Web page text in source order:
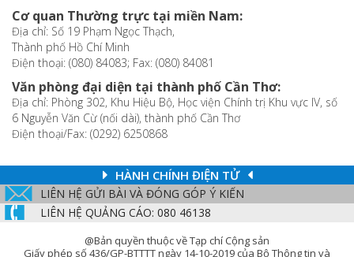
Cơ quan Thường trực tại miền Nam:
Địa chỉ: Số 19 Phạm Ngọc Thạch,
Thành phố Hồ Chí Minh
Điện thoại: (080) 84083; Fax: (080) 84081
Văn phòng đại diện tại thành phố Cần Thơ:
Địa chỉ: Phòng 302, Khu Hiệu Bộ, Học viện Chính trị Khu vực IV, số
6 Nguyễn Văn Cừ (nối dài), thành phố Cần Thơ
Điện thoại/Fax: (0292) 6250868
HÀNH CHÍNH ĐIỆN TỬ
LIÊN HỆ GỬI BÀI VÀ ĐÓNG GÓP Ý KIẾN
LIÊN HỆ QUẢNG CÁO: 080 46138
@Bản quyền thuộc về Tạp chí Cộng sản
Giấy phép số 436/GP-BTTTT ngày 14-10-2019 của Bộ Thông tin và